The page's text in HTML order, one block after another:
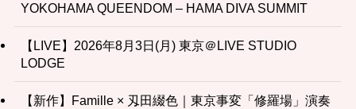
YOKOHAMA QUEENDOM – HAMA DIVA SUMMIT
【LIVE】2026年8月3日(月) 東京＠LIVE STUDIO
LODGE
【新作】Famille × 刄田綴色｜東京事変「修羅場」演奏